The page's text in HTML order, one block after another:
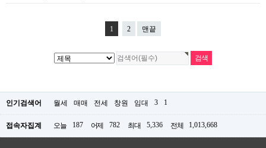
1 2 맨끝
인기검색어 월세 매매 전세 창원 임대 3 1
접속자집계 오늘 187 어제 782 최대 5,336 전체 1,013,668